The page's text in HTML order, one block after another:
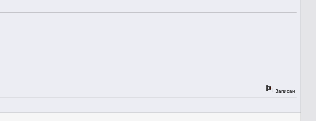
Записан